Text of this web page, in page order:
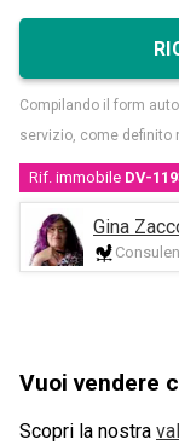
Compilando il form
servizio, come definito
Rif. immobile DV-
Gina
Vuoi vendere
Scopri la nostra